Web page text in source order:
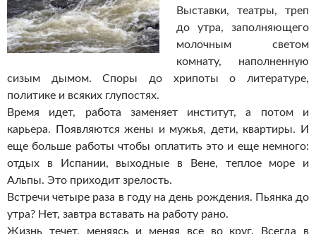
Выставки, театры, треп
до утра, заполняющего
молочным светом
комнату, наполненную
сизым дымом. Споры до хрипоты о литературе,
политике и всяких глупостях.
Время идет, работа заменяет институт, а потом и
карьера. Появляются жены и мужья, дети, квартиры. И
еще больше работы чтобы оплатить это и еще немного:
отдых в Испании, выходные в Вене, теплое море и
Альпы. Это приходит зрелость.
Встречи четыре раза в году на день рождения. Пьянка до
утра? Нет, завтра вставать на работу рано.
Жизнь течет, меняясь и меняя все во круг. Всегда в